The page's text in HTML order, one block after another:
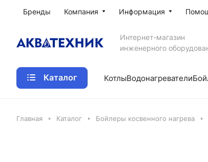
Бренды Компания Информация
Интернет-магазин
инженерного
Каталог КотлыВодонагреватели
Главная Каталог Бойлеры косвенного нагрева